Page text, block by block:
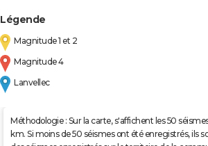
Légende
Magnitude 1 et 2
Magnitude 4
Lanvellec
Méthodologie : Sur la carte, s'affichent les 50
km. Si moins de 50 séismes ont été enregistrés, ils